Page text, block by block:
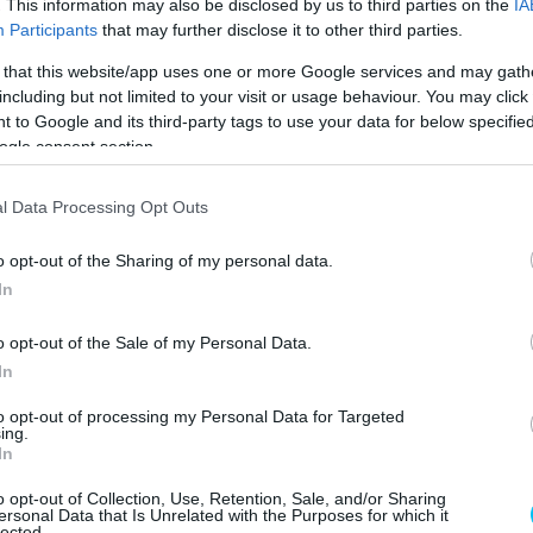
This information may also be disclosed by us to third parties on the
Participants that may further disclose it to other third parties.
that this website/app uses one or more Google services and may
but not limited to your visit or usage behaviour. You may
to Google and its third-party tags to use your data for below
consent section.
Data Processing Opt Outs
opt-out of the Sharing of my personal data.
opt-out of the Sale of my Personal Data.
opt-out of processing my Personal Data for Targeted
opt-out of Collection, Use, Retention, Sale, and/or Sharing
Data that Is Unrelated with the Purposes for which it
HONDA 2’12.909 0.041
Corse HONDA 2’12.929 0.061
Tech3 KTM 2’12.977 0.109
MSI KTM
MSI KTM 2’13.251
Ajo KTM 2’13.336 0.468
Corse
Ajo KTM 2’13.411 0.543